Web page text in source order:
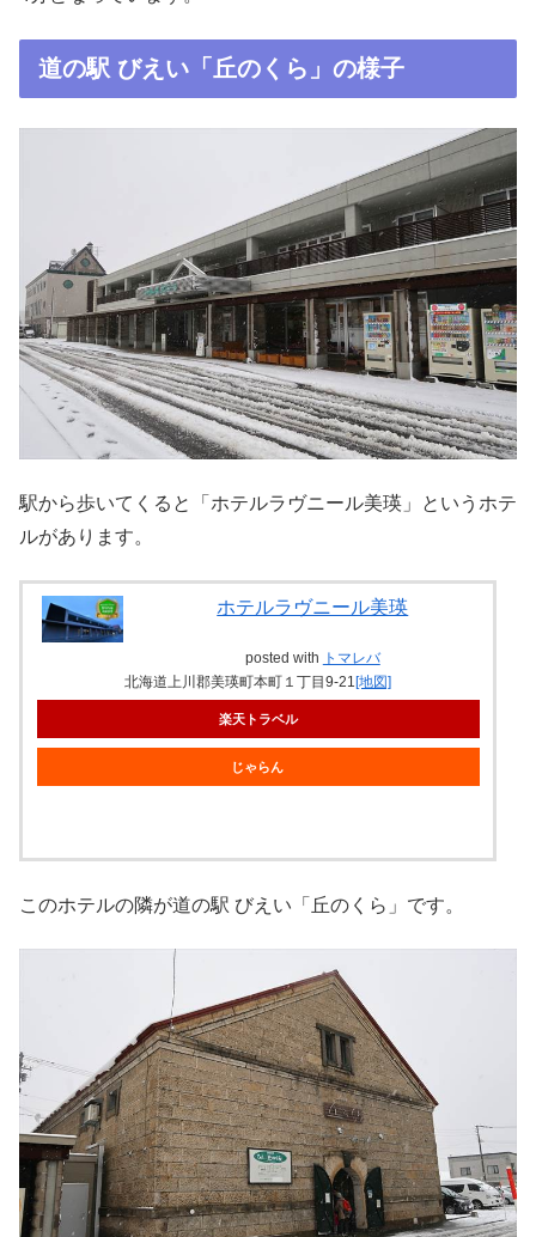
道の駅 びえい「丘のくら」の様子
駅から歩いてくると「ホテルラヴニール美瑛」というホテ
ルがあります。
ホテルラヴニール美瑛
posted with トマレバ
北海道上川郡美瑛町本町１丁目9-21 [地図]
楽天トラベル
じゃらん
このホテルの隣が道の駅 びえい「丘のくら」です。